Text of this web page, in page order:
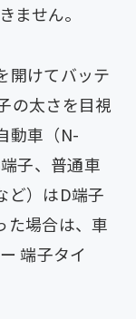
ません。
開けてバッテ
の太さを目視
動車（N-
子、普通車
ど）はD端子
た場合は、車
端子タイ